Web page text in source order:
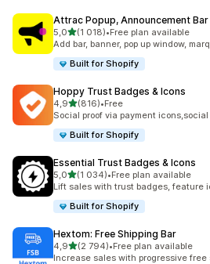
Attrac Popup, Announcement Bar
5,0na 5 gwiazdek
(1 018)
Łączna liczba recenzji: 1018
•Free plan available
Add bar, banner, pop up window,
Built for Shopify
Hoppy Trust Badges & Icons
4,9na 5 gwiazdek
(816)
Łączna liczba recenzji: 816
•Free
Social proof via payment
Built for Shopify
Essential Trust Badges & Icons
5,0na 5 gwiazdek
(1 034)
Łączna liczba recenzji: 1034
•Free plan available
Lift sales with trust badges, feature
Built for Shopify
Hextom: Free Shipping Bar
4,9na 5 gwiazdek
(2 794)
Łączna liczba recenzji: 2794
•Free plan available
Increase sales with progressive free